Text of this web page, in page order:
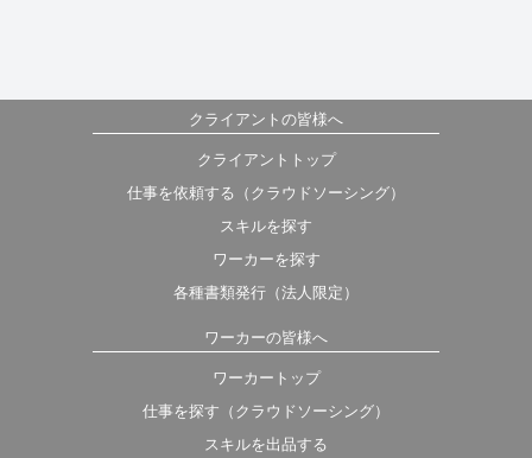
クライアントの皆様へ
クライアントトップ
仕事を依頼する（クラウドソーシング）
スキルを探す
ワーカーを探す
各種書類発行（法人限定）
ワーカーの皆様へ
ワーカートップ
仕事を探す（クラウドソーシング）
スキルを出品する